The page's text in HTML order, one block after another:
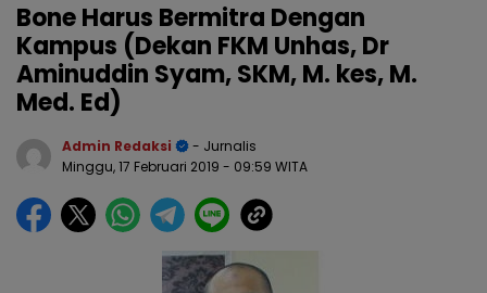
Bone Harus Bermitra Dengan
Kampus (Dekan FKM Unhas, Dr
Aminuddin Syam, SKM, M. kes, M.
Med. Ed)
Admin Redaksi
- Jurnalis
Minggu, 17 Februari 2019 - 09:59 WITA